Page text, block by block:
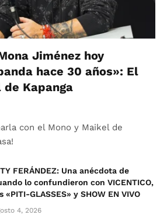
Jiménez hoy
hace 30 años»: El
de Kapanga
con el Mono y Maikel de
FERÁNDEZ: Una anécdota de
lo confundieron con VICENTICO,
«PITI-GLASSES» y SHOW EN VIVO
4, 2026